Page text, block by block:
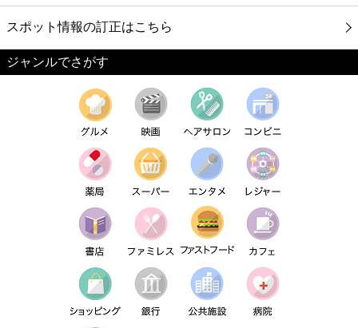
スポット情報の訂正はこちら
ジャンルでさがす